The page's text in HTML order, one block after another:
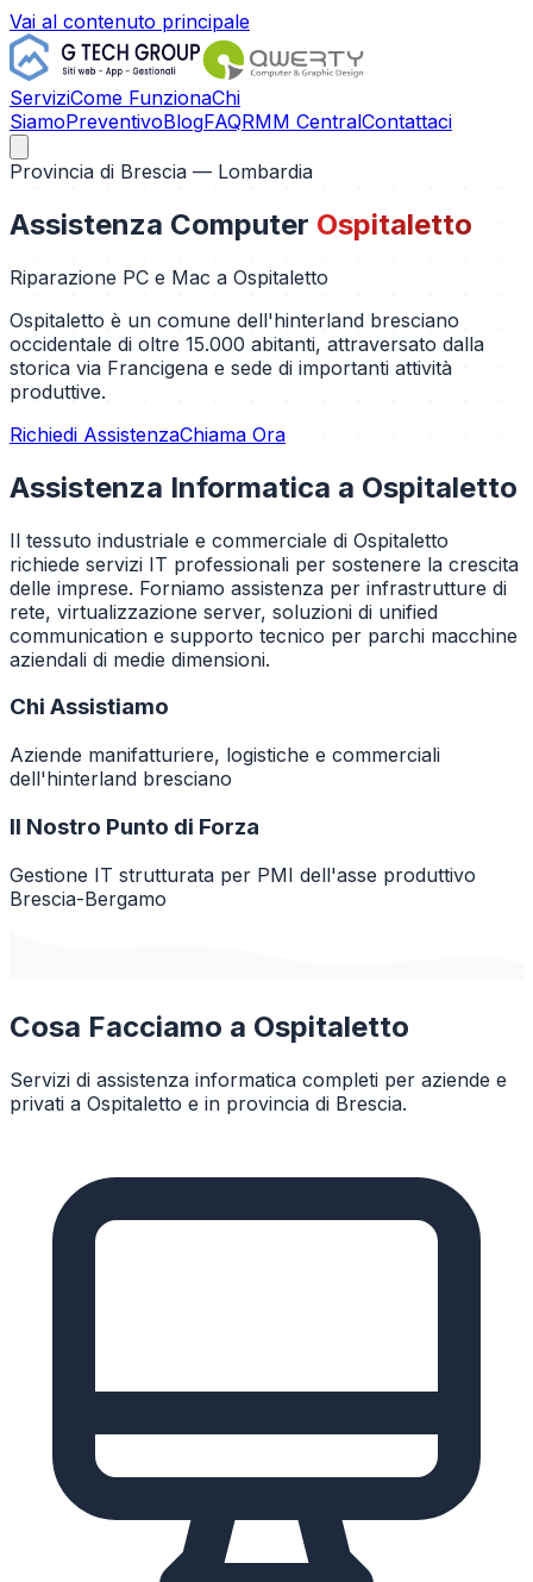
Vai al contenuto principale
ServiziCome FunzionaChi
SiamoPreventivoBlogFAQRMM CentralContattaci
Provincia di Brescia — Lombardia
Assistenza Computer Ospitaletto
Riparazione PC e Mac a Ospitaletto
Ospitaletto è un comune dell'hinterland bresciano
occidentale di oltre 15.000 abitanti, attraversato dalla
storica via Francigena e sede di importanti attività
produttive.
Richiedi AssistenzaChiama Ora
Assistenza Informatica a Ospitaletto
Il tessuto industriale e commerciale di Ospitaletto
richiede servizi IT professionali per sostenere la crescita
delle imprese. Forniamo assistenza per infrastrutture di
rete, virtualizzazione server, soluzioni di unified
communication e supporto tecnico per parchi macchine
aziendali di medie dimensioni.
Chi Assistiamo
Aziende manifatturiere, logistiche e commerciali
dell'hinterland bresciano
Il Nostro Punto di Forza
Gestione IT strutturata per PMI dell'asse produttivo
Brescia-Bergamo
Cosa Facciamo a Ospitaletto
Servizi di assistenza informatica completi per aziende e
privati a Ospitaletto e in provincia di Brescia.